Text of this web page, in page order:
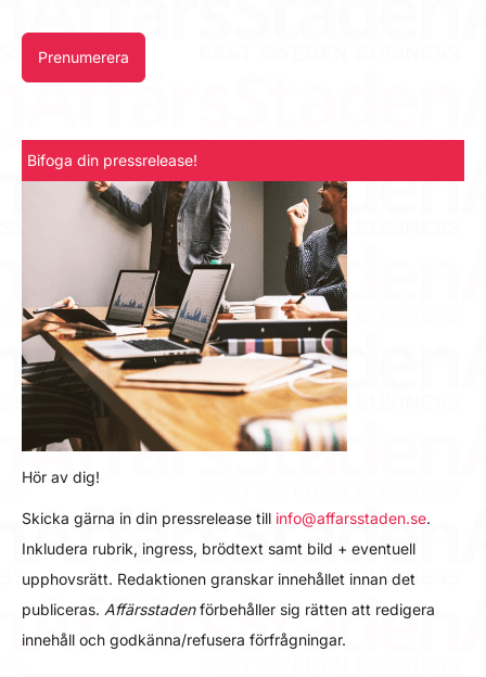
Prenumerera
Bifoga din pressrelease!
Hör av dig!
Skicka gärna in din pressrelease till info@affarsstaden.se.
Inkludera rubrik, ingress, brödtext samt bild + eventuell
upphovsrätt. Redaktionen granskar innehållet innan det
publiceras. Affärsstadenförbehåller sig rätten att redigera
innehåll och godkänna/refusera förfrågningar.